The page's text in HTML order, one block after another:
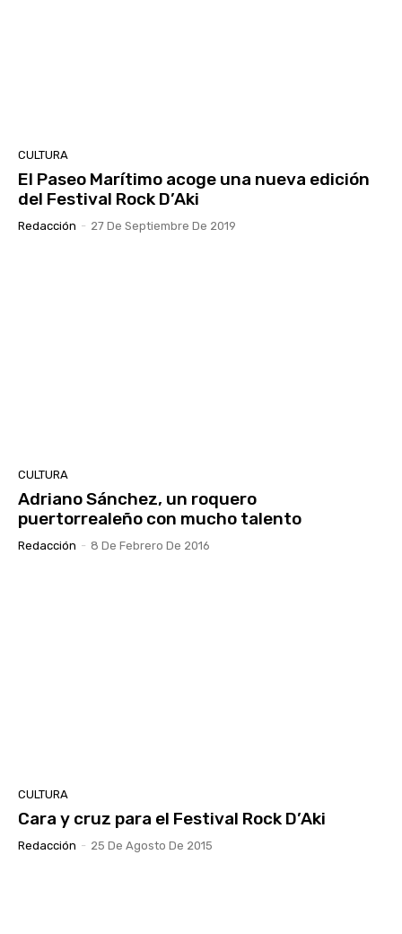
CULTURA
El Paseo Marítimo acoge una nueva edición
del Festival Rock D’Aki
Redacción - 27 De Septiembre De 2019
CULTURA
Adriano Sánchez, un roquero
puertorrealeño con mucho talento
Redacción - 8 De Febrero De 2016
CULTURA
Cara y cruz para el Festival Rock D’Aki
Redacción - 25 De Agosto De 2015